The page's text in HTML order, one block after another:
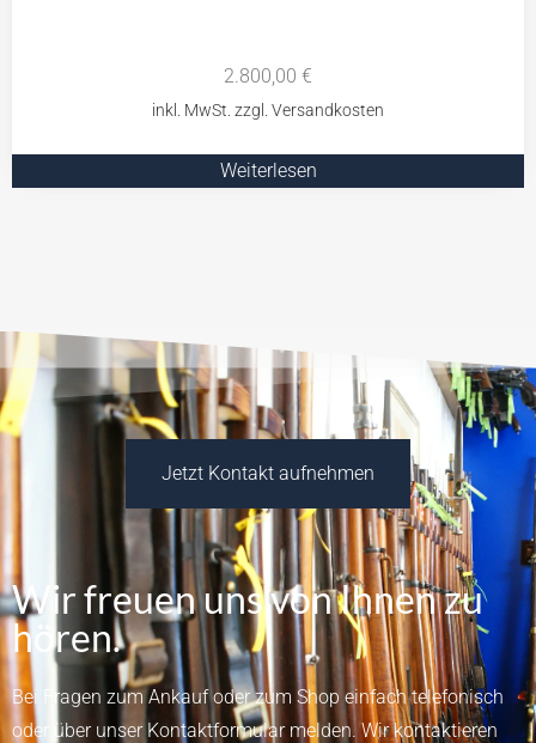
2.800,00 €
Weiterlesen
Jetzt Kontakt aufnehmen
Wir freuen uns von Ihnen zu
hören.
Bei Fragen zum Ankauf oder zum Shop einfach telefonisch
oder über unser Kontaktformularmelden.Wir kontaktieren